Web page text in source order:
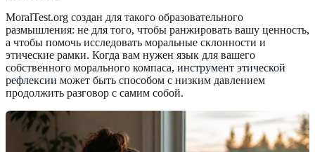
MoralTest.org создан для такого образовательного
размышления: не для того, чтобы ранжировать вашу ценность,
а чтобы помочь исследовать моральные склонности и
этические рамки. Когда вам нужен язык для вашего
собственного морального компаса, инструмент этической
рефлексии может быть способом с низким давлением
продолжить разговор с самим собой.